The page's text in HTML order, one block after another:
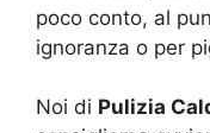
poco conto, al
ignoranza o per
Noi di Pulizia